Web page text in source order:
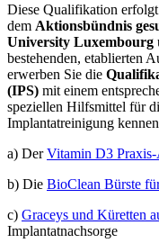
Diese Qualifikation
dem Aktionsbündnis
University Luxembourg
bestehenden, etablierten
erwerben Sie die
(IPS) mit einem
speziellen Hilfsmittel für
Implantatreinigung
a) DerVitamin D3 Praxis-
b) Die BioClean Bürste
c) Graceys und Küretten
Implantatnachsorge